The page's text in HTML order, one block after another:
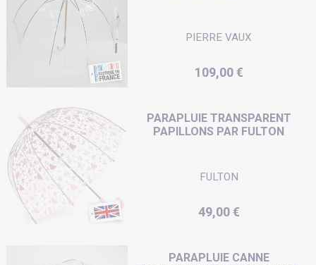
PIERRE VAUX
Prix
109,00 €
PARAPLUIE TRANSPARENT
PAPILLONS PAR FULTON
FULTON
Prix
49,00 €
PARAPLUIE CANNE